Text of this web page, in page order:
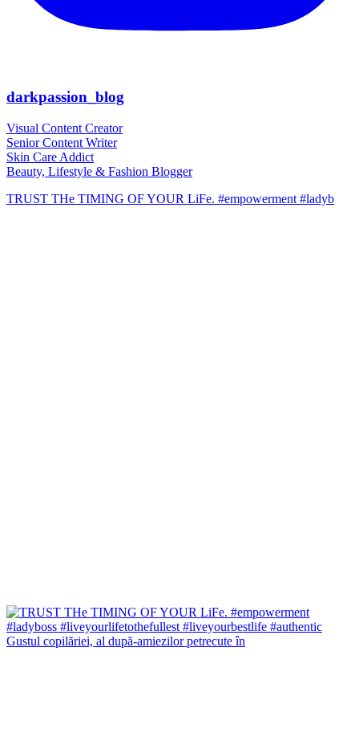
darkpassion_blog
Visual Content Creator
Senior Content Writer
Skin Care Addict
Beauty, Lifestyle & Fashion Blogger
TRUST THe TIMING OF YOUR LiFe. #empowerment #ladyb
Gustul copilăriei, al după-amiezilor petrecute în